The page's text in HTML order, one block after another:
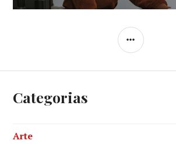
SIDEBAR
Categorias
Arte